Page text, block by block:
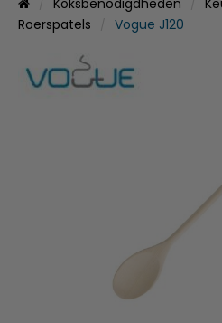
Roerspatels
Vogue J120